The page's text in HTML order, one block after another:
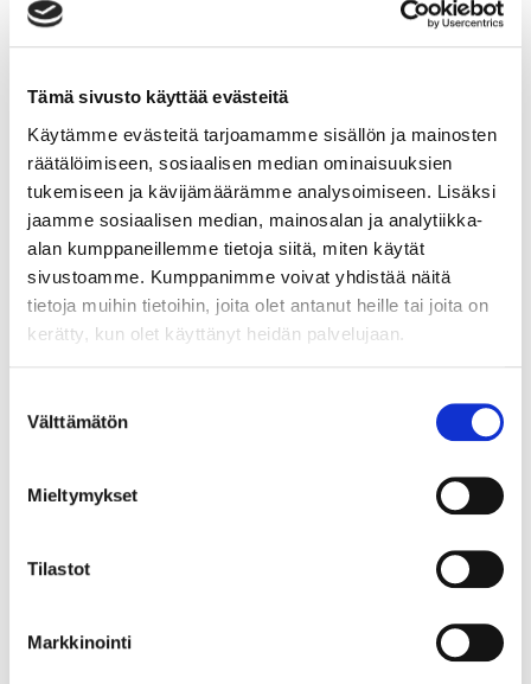
Tämä sivusto käyttää evästeitä
Käytämme evästeitä tarjoamamme sisällön ja mainosten
räätälöimiseen, sosiaalisen median ominaisuuksien
tukemiseen ja kävijämäärämme analysoimiseen. Lisäksi
jaamme sosiaalisen median, mainosalan ja analytiikka-
alan kumppaneillemme tietoja siitä, miten käytät
sivustoamme. Kumppanimme voivat yhdistää näitä
tietoja muihin tietoihin, joita olet antanut heille tai joita on
kerätty, kun olet käyttänyt heidän palvelujaan.
valinta
Välttämätön
Mieltymykset
Tilastot
Markkinointi
Vastuullinen kiinteistönhoito Hei kiinteistönhoidon
ammattilainen! Mahtavaa, että haluat kehittää
osaamistasi ja oppia alasi vastuulliset käytännöt. Tämän
kurssin jälkeen tunnet kiinteistönhoidon ekologisia,
sosiaalisia ja taloudellisia vaikutuksia,
Lue lisää
Vastuullinen matkailu
Vastuullinen matkailuala Hei matkailun alan
osaamistasi ja oppia alasi vastuulliset käytännöt. Tämän
kurssin jälkeen tunnet matkailun alan ekologisia,